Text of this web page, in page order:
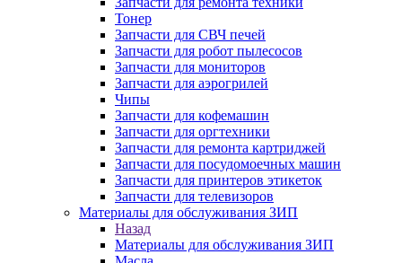
Тонер
Запчасти для СВЧ печей
Запчасти для робот пылесосов
Запчасти для мониторов
Запчасти для аэрогрилей
Чипы
Запчасти для кофемашин
Запчасти для оргтехники
Запчасти для ремонта картриджей
Запчасти для посудомоечных машин
Запчасти для принтеров этикеток
Запчасти для телевизоров
Материалы для обслуживания ЗИП
Назад
Материалы для обслуживания ЗИП